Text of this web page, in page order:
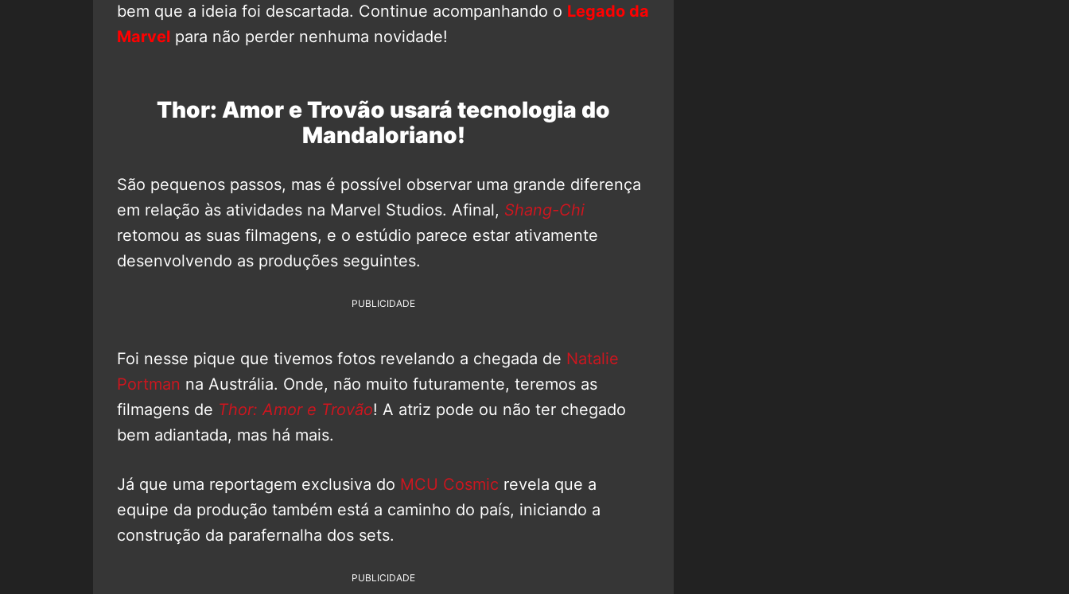
bem que a ideia foi descartada. Continue acompanhando o Legado da
Marvel para não perder nenhuma novidade!
Thor: Amor e Trovão usará tecnologia do
Mandaloriano!
São pequenos passos, mas é possível observar uma grande diferença
em relação às atividades na Marvel Studios. Afinal, Shang-Chi
retomou as suas filmagens, e o estúdio parece estar ativamente
desenvolvendo as produções seguintes.
PUBLICIDADE
Foi nesse pique que tivemos fotos revelando a chegada de Natalie
Portman na Austrália. Onde, não muito futuramente, teremos as
filmagens de Thor: Amor e Trovão! A atriz pode ou não ter chegado
bem adiantada, mas há mais.
Já que uma reportagem exclusiva do MCU Cosmic revela que a
equipe da produção também está a caminho do país, iniciando a
construção da parafernalha dos sets.
PUBLICIDADE